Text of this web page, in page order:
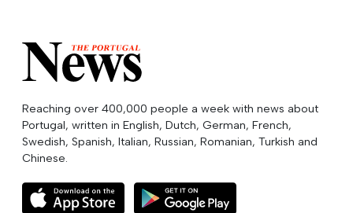
Reaching over 400,000 people a week with news about
Portugal, written in English, Dutch, German, French,
Swedish, Spanish, Italian, Russian, Romanian, Turkish and
Chinese.